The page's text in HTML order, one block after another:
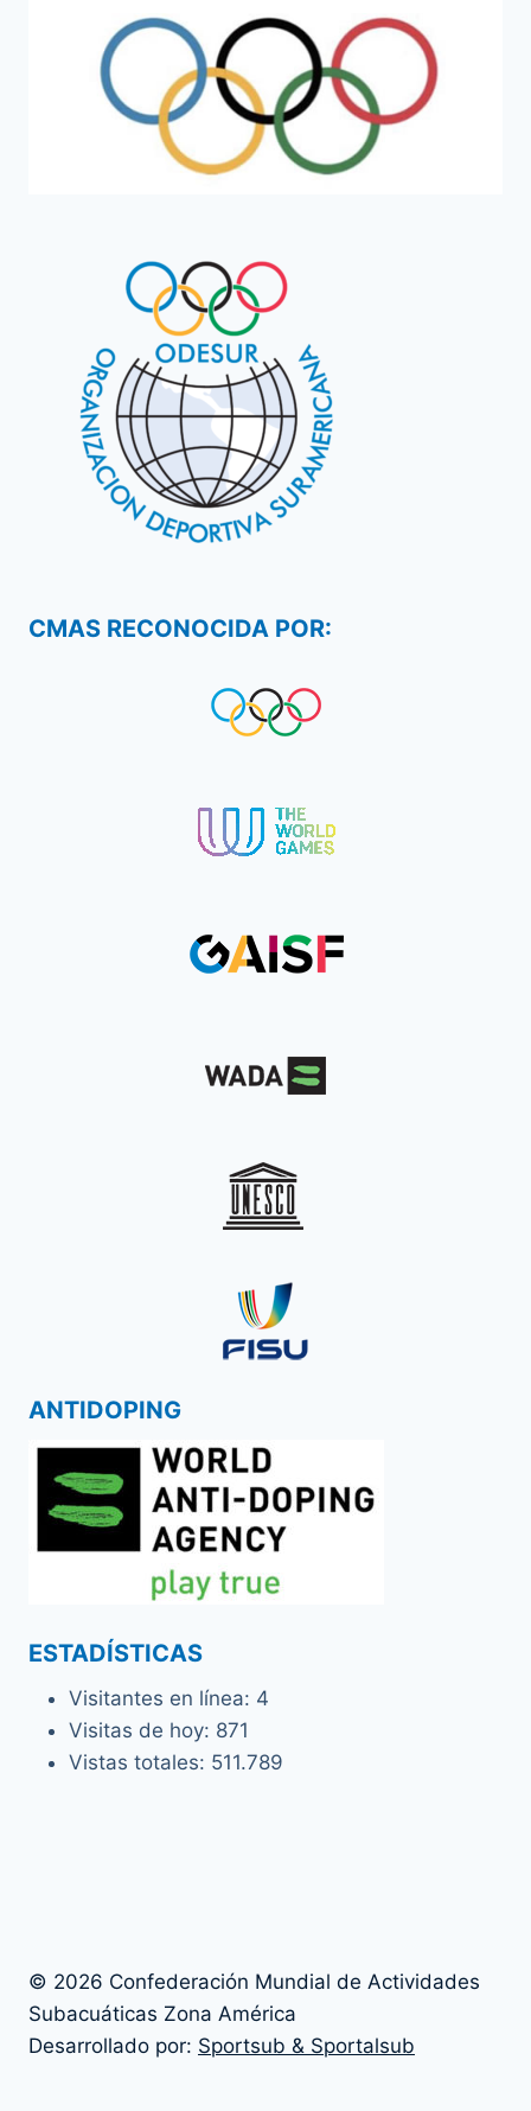
CMAS RECONOCIDA POR:
ANTIDOPING
ESTADÍSTICAS
Visitantes en línea: 4
Visitas de hoy: 871
Vistas totales: 511.789
© 2026 Confederación Mundial de Actividades
Subacuáticas Zona América
Desarrollado por: Sportsub & Sportalsub